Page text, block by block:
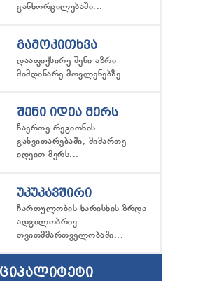
განხორცილებაში...
ᲒᲐᲛᲝᲙᲘᲗᲮᲕᲐ
დააფიქსირე შენი აზრი
მიმდინარე მოვლენებზე...
ᲨᲔᲜᲘ ᲘᲓᲔᲐ ᲛᲔᲠᲡ
ჩაერთე რეგიონის
განვითარებაში, მიმართე
იდეით მერს...
ᲣᲙᲣᲙᲐᲕᲨᲘᲠᲘ
ჩართულობის ხარისხის ზრდა
ადგილობრივ
თვითმმართველობაში...